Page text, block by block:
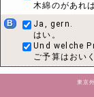
木綿のがあれ
B
Ja, gern.
はい。
Und welche
ご予算はおい
A
Jå...
そうですね。
東京